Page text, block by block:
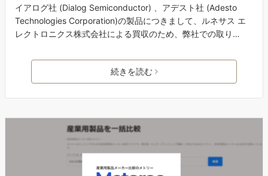
イアログ社 (Dialog Semiconductor) 、アデスト社 (Adesto
Technologies Corporation)の製品につきまして、ルネサス エ
レクトロニクス株式会社による買収のため、弊社での取り…
続きを読む